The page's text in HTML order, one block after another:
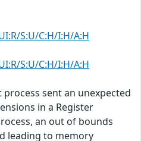
S:U/C:H/I:H/A:H
S:U/C:H/I:H/A:H
sent an unexpected
in a Register
an out of bounds
leading to memory